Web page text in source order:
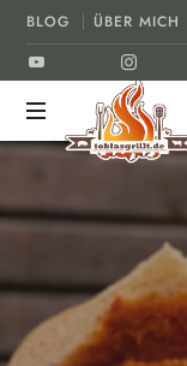
BLOG ÜBER MICH
tobiasgrillt.de
Grill
Blog